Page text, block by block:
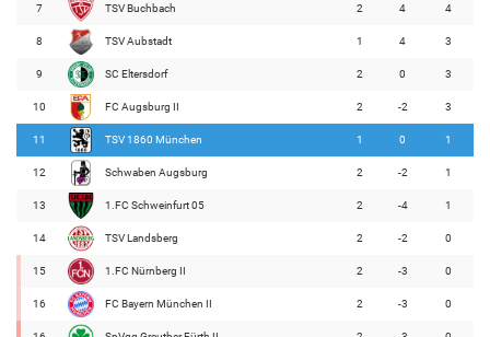
7 TSV Buchbach 2 4 4
8 TSV Aubstadt 1 4 3
9 SC Eltersdorf 2 0 3
10 FC Augsburg II 2 -2 3
11 TSV 1860 München 1 0 1
12 Schwaben Augsburg 2 -2 1
13 1.FC Schweinfurt 05 2 -4 1
14 TSV Landsberg 2 -2 0
15 1.FC Nürnberg II 2 -3 0
16 FC Bayern München II 2 -3 0